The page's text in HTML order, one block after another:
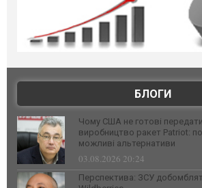
БЛОГИ
Чому США не готові передати
виробництво ракет Patriot:
можливі альтернативи
03.08.2026 20:24
Перспектива: ЗСУ